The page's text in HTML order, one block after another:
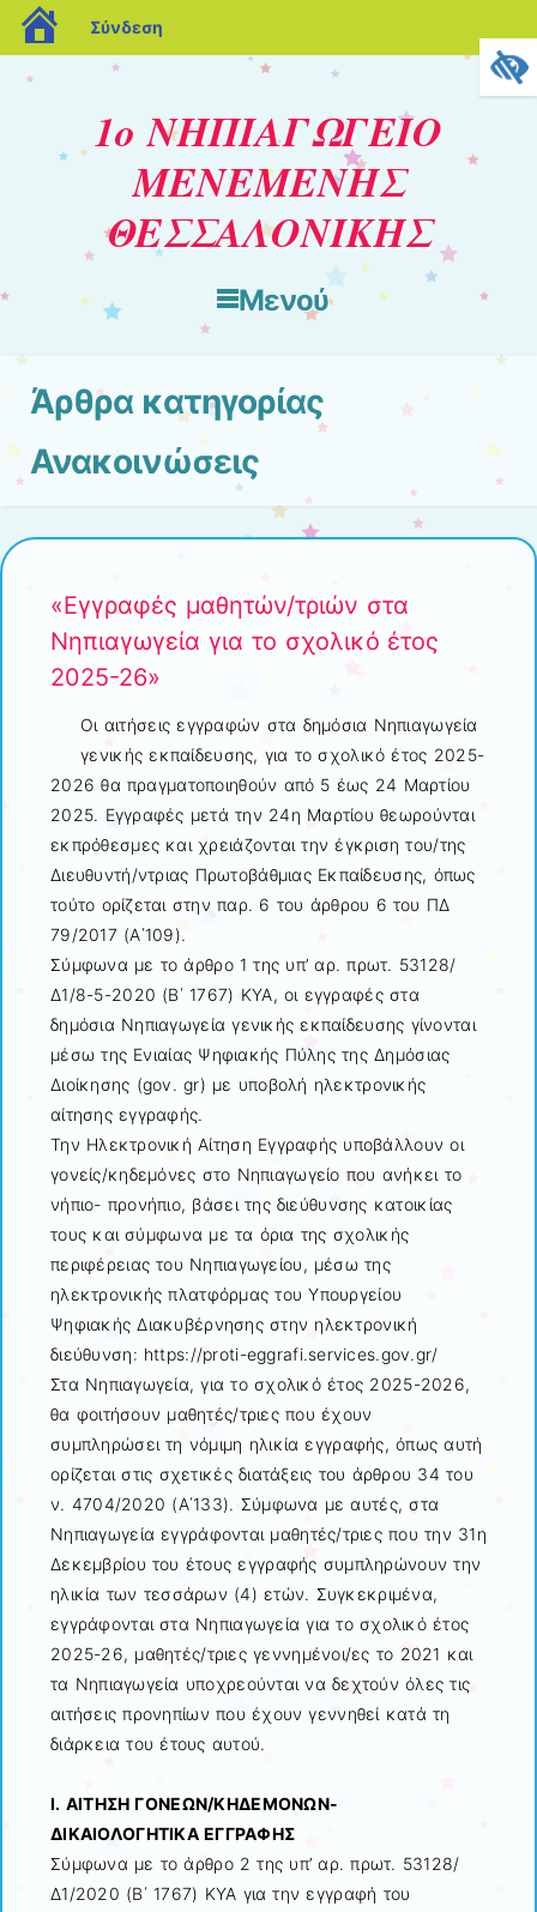
blogs.sch.gr
Σύνδεση
1ο ΝΗΠΙΑΓΩΓΕΙΟ
ΜΕΝΕΜΕΝΗΣ
ΘΕΣΣΑΛΟΝΙΚΗΣ
Μενού
Άρθρα κατηγορίας
Ανακοινώσεις
«Εγγραφές μαθητών/τριών στα
Νηπιαγωγεία για το σχολικό έτος
2025-26»
Οι αιτήσεις εγγραφών στα δημόσια Νηπιαγωγεία
γενικής εκπαίδευσης, για το σχολικό έτος 2025-
2026 θα πραγματοποιηθούν από 5 έως 24 Μαρτίου
2025. Εγγραφές μετά την 24η Μαρτίου θεωρούνται
εκπρόθεσμες και χρειάζονται την έγκριση του/της
Διευθυντή/ντριας Πρωτοβάθμιας Εκπαίδευσης, όπως
τούτο ορίζεται στην παρ. 6 του άρθρου 6 του ΠΔ
79/2017 (Α΄109).
Σύμφωνα με το άρθρο 1 της υπ’ αρ. πρωτ. 53128/
Δ1/8-5-2020 (Β΄ 1767) ΚΥΑ, οι εγγραφές στα
δημόσια Νηπιαγωγεία γενικής εκπαίδευσης γίνονται
μέσω της Ενιαίας Ψηφιακής Πύλης της Δημόσιας
Διοίκησης (gov. gr) με υποβολή ηλεκτρονικής
αίτησης εγγραφής.
Την Ηλεκτρονική Αίτηση Εγγραφής υποβάλλουν οι
γονείς/κηδεμόνες στο Νηπιαγωγείο που ανήκει το
νήπιο- προνήπιο, βάσει της διεύθυνσης κατοικίας
τους και σύμφωνα με τα όρια της σχολικής
περιφέρειας του Νηπιαγωγείου, μέσω της
ηλεκτρονικής πλατφόρμας του Υπουργείου
Ψηφιακής Διακυβέρνησης στην ηλεκτρονική
διεύθυνση: https://proti-eggrafi.services.gov.gr/
Στα Νηπιαγωγεία, για το σχολικό έτος 2025-2026,
θα φοιτήσουν μαθητές/τριες που έχουν
συμπληρώσει τη νόμιμη ηλικία εγγραφής, όπως αυτή
ορίζεται στις σχετικές διατάξεις του άρθρου 34 του
ν. 4704/2020 (Α΄133). Σύμφωνα με αυτές, στα
Νηπιαγωγεία εγγράφονται μαθητές/τριες που την 31η
Δεκεμβρίου του έτους εγγραφής συμπληρώνουν την
ηλικία των τεσσάρων (4) ετών. Συγκεκριμένα,
εγγράφονται στα Νηπιαγωγεία για το σχολικό έτος
2025-26, μαθητές/τριες γεννημένοι/ες το 2021 και
τα Νηπιαγωγεία υποχρεούνται να δεχτούν όλες τις
αιτήσεις προνηπίων που έχουν γεννηθεί κατά τη
διάρκεια του έτους αυτού.
Ι. ΑΙΤΗΣΗ ΓΟΝΕΩΝ/ΚΗΔΕΜΟΝΩΝ-
ΔΙΚΑΙΟΛΟΓΗΤΙΚΑ ΕΓΓΡΑΦΗΣ
Σύμφωνα με το άρθρο 2 της υπ’ αρ. πρωτ. 53128/
Δ1/2020 (Β΄ 1767) ΚΥΑ για την εγγραφή του